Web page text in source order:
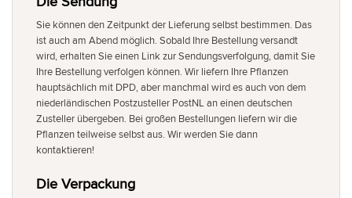
Sie können den Zeitpunkt der Lieferung selbst bestimmen. Das
ist auch am Abend möglich. Sobald Ihre Bestellung versandt
wird, erhalten Sie einen Link zur Sendungsverfolgung, damit Sie
Ihre Bestellung verfolgen können. Wir liefern Ihre Pflanzen
hauptsächlich mit DPD, aber manchmal wird es auch von dem
niederländischen Postzusteller PostNL an einen deutschen
Zusteller übergeben. Bei großen Bestellungen liefern wir die
Pflanzen teilweise selbst aus. Wir werden Sie dann
kontaktieren!
Die Verpackung